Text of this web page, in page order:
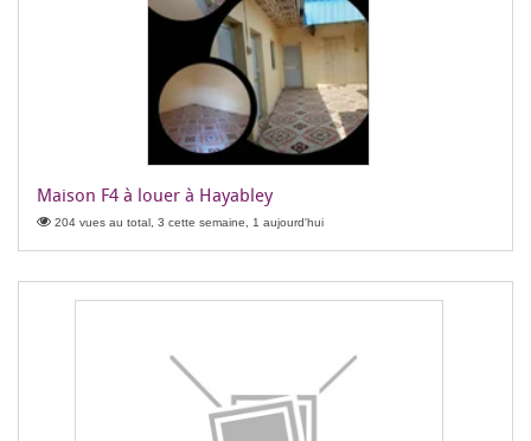
Maison F4 à louer à Hayabley
204 vues au total, 3 cette semaine, 1 aujourd'hui